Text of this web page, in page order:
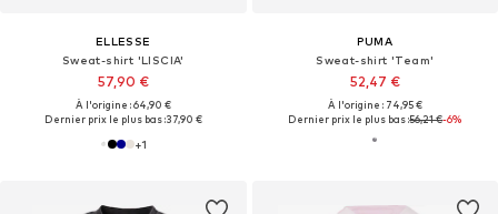
ELLESSE
Sweat-shirt 'LISCIA'
57,90 €
À l'origine : 64,90 €
Dernier prix le plus bas :37,90 €
+1
PUMA
Sweat-shirt 'Team'
52,47 €
À l'origine : 74,95 €
Dernier prix le plus bas :56,21 €-6%